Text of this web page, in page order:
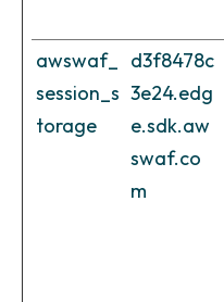
awswaf_
session_s
torage
d3f8478c
3e24.edg
e.sdk.aw
swaf.co
m